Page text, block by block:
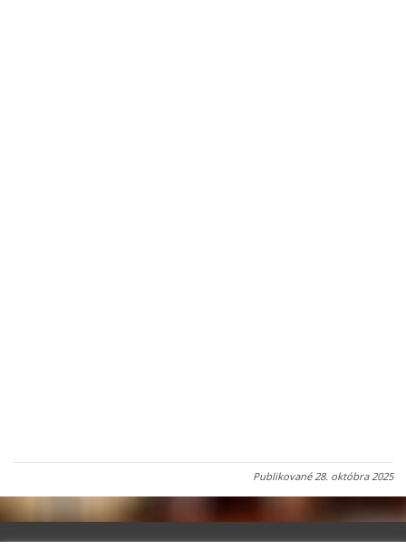
Publikované28. októbra 2025